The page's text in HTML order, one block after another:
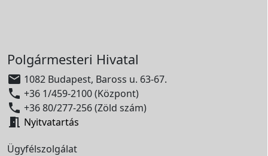
Polgármesteri Hivatal
 1082 Budapest, Baross u. 63-67.
 +36 1/459-2100 (Központ)
 +36 80/277-256 (Zöld szám)
 Nyitvatartás
Ügyfélszolgálat